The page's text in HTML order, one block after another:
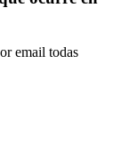
email todas